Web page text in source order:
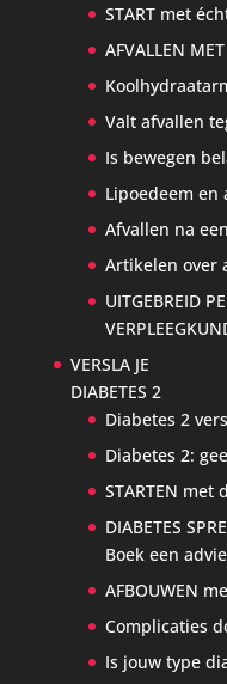
START met
AFVALLEN
Valt afvallen
Is bewegen
Lipoedeem en
Afvallen na
Artikelen over
UITGEBREID
VERSLA JE
DIABETES 2
Diabetes 2
Diabetes 2:
STARTEN met
DIABETES
Boek een
AFBOUWEN
Complicaties
Is jouw type